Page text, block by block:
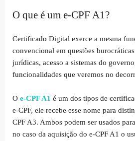
O que é um e-CPF A1?
Certificado Digital exerce a mesma
convencional em questões
jurídicas, acesso a sistemas do
funcionalidades que veremos no
O e-CPF A1 é um dos tipos de
e-CPF, ele recebe esse nome para
CPF A3. Ambos podem ser usados
no caso da aquisição do e-CPF A1 o